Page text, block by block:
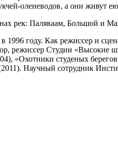
оленеводов, а они живут
рек: Паляваам, Большой и
1996 году. Как режиссер и
режиссер Студии
«Охотники студеных
Научный сотрудник